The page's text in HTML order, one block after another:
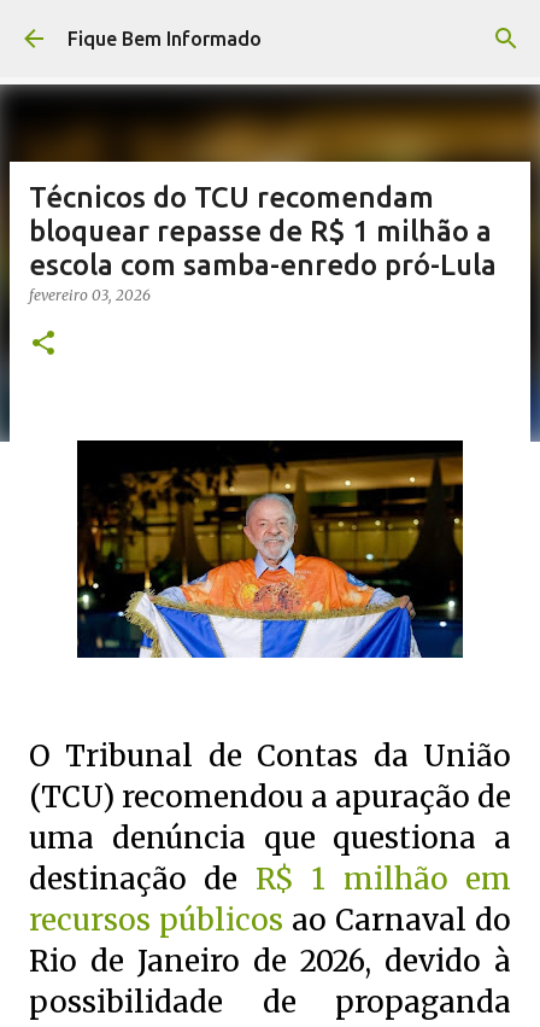
Pular para o conteúdo principal
Fique Bem Informado
Técnicos do TCU recomendam
bloquear repasse de R$ 1 milhão a
escola com samba-enredo pró-Lula
fevereiro 03, 2026
O Tribunal de Contas da União
(TCU) recomendou a apuração de
uma denúncia que questiona a
destinação de R$ 1 milhão em
recursos públicos ao Carnaval do
Rio de Janeiro de 2026, devido à
possibilidade de propaganda